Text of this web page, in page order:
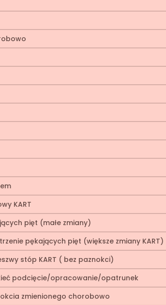
KART
pięt (małe zmiany)
pękających pięt (większe zmiany KART)
stóp KART ( bez paznokci)
podcięcie/opracowanie/opatrunek
zmienionego chorobowo